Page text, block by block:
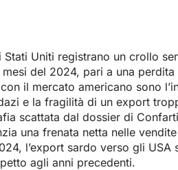
Uniti registrano un crollo
del 2024, pari a una perdita
il mercato americano sono
e la fragilità di un export
scattata dal dossier di
una frenata netta nelle
l’export sardo verso gli USA
agli anni precedenti.